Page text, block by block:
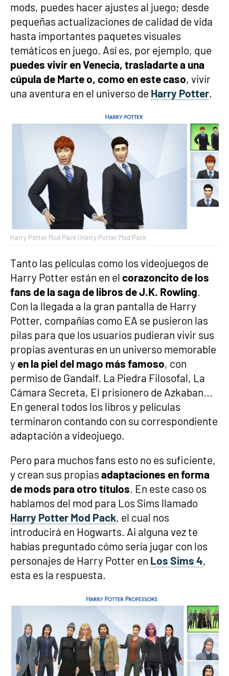
mods, puedes hacer ajustes al juego; desde
pequeñas actualizaciones de calidad de vida
hasta importantes paquetes visuales
temáticos en juego. Así es, por ejemplo, que
puedes vivir en Venecia, trasladarte a una
cúpula de Marte o, como en este caso, vivir
una aventura en el universo de Harry Potter.
Harry Potter Mod Pack | Harry Potter Mod Pack
Tanto las películas como los videojuegos de
Harry Potter están en el corazoncito de los
fans de la saga de libros de J.K. Rowling.
Con la llegada a la gran pantalla de Harry
Potter, compañías como EA se pusieron las
pilas para que los usuarios pudieran vivir sus
propias aventuras en un universo memorable
y en la piel del mago más famoso, con
permiso de Gandalf. La Piedra Filosofal, La
Cámara Secreta, El prisionero de Azkaban...
En general todos los libros y películas
terminaron contando con su correspondiente
adaptación a videojuego.
Pero para muchos fans esto no es suficiente,
y crean sus propias adaptaciones en forma
de mods para otro títulos. En este caso os
hablamos del mod para Los Sims llamado
Harry Potter Mod Pack, el cual nos
introducirá en Hogwarts. Ai alguna vez te
habías preguntado cómo sería jugar con los
personajes de Harry Potter en Los Sims 4,
esta es la respuesta.